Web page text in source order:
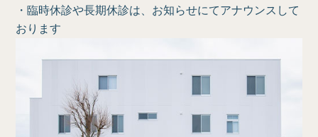
・臨時休診や長期休診は、お知らせにてアナウンスして
おります